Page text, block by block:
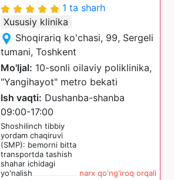
1 ta sharh
Xususiy klinika
Shoqirariq ko'chasi, 99, Sergeli
tumani, Toshkent
Mo'ljal: 10-sonli oilaviy poliklinika,
"Yangihayot" metro bekati
Ish vaqti: Dushanba-shanba
09:00-17:00
Shoshilinch tibbiy
yordam chaqiruvi
(SMP): bemorni bitta
transportda tashish
shahar ichidagi
yo'nalish
narx qo'ng'iroq orqali